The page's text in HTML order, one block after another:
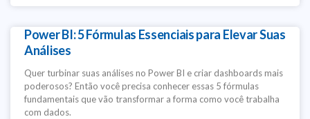
Power BI: 5 Fórmulas Essenciais para Elevar Suas
Análises
Quer turbinar suas análises no Power BI e criar dashboards mais
poderosos? Então você precisa conhecer essas 5 fórmulas
fundamentais que vão transformar a forma como você trabalha
com dados.